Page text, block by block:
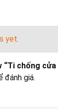
yet.
chống cửa
đánh giá.